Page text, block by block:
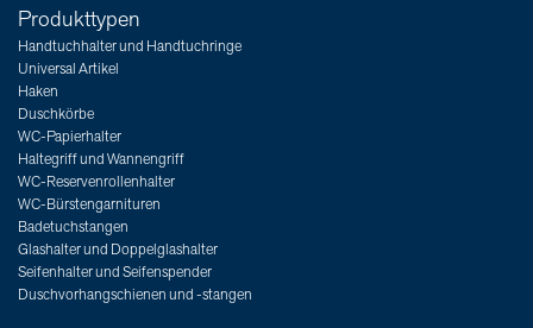
Produkttypen
Handtuchhalter und Handtuchringe
Universal Artikel
Haken
Duschkörbe
WC-Papierhalter
Haltegriff und Wannengriff
WC-Reservenrollenhalter
WC-Bürstengarnituren
Badetuchstangen
Glashalter und Doppelglashalter
Seifenhalter und Seifenspender
Duschvorhangschienen und -stangen